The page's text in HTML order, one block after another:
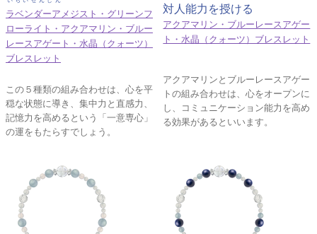
ラベンダーアメジスト・グリーンフ
ローライト・アクアマリン・ブルー
レースアゲート・水晶（クォーツ）
ブレスレット
この５種類の組み合わせは、心を平
穏な状態に導き、集中力と直感力、
記憶力を高めるという「一意専心」
の運をもたらすでしょう。
対人能力を授ける
アクアマリン・ブルーレースアゲー
ト・水晶（クォーツ）ブレスレット
アクアマリンとブルーレースアゲー
トの組み合わせは、心をオープンに
し、コミュニケーション能力を高め
る効果があるといいます。